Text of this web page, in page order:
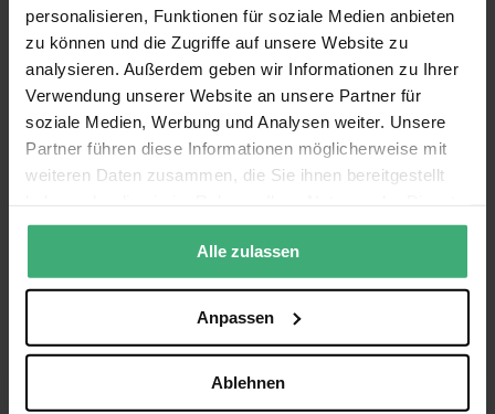
personalisieren, Funktionen für soziale Medien anbieten
zu können und die Zugriffe auf unsere Website zu
analysieren. Außerdem geben wir Informationen zu Ihrer
Verwendung unserer Website an unsere Partner für
soziale Medien, Werbung und Analysen weiter. Unsere
Partner führen diese Informationen möglicherweise mit
weiteren Daten zusammen, die Sie ihnen bereitgestellt
gesammelt haben.
Alle zulassen
Anpassen
Ablehnen
Gesamtbewertung
1
star
2
stars
3
stars
4
stars
5
stars
Benutzername
Titel Ihrer Rezension